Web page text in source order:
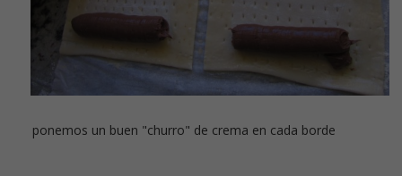
ponemos un buen "churro" de crema en cada borde